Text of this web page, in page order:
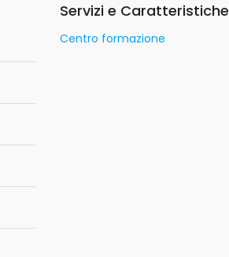
Servizi e Caratteristiche
Centro formazione